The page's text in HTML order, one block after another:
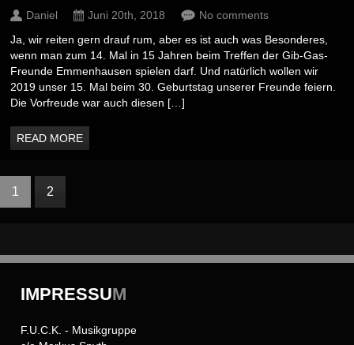
Daniel Juni 20th, 2018
No comments
Ja, wir reiten gern drauf rum, aber es ist auch was Besonderes,
wenn man zum 14. Mal in 15 Jahren beim Treffen der Gib-Gas-
Freunde Emmenhausen spielen darf. Und natürlich wollen wir
2019 unser 15. Mal beim 30. Geburtstag unserer Freunde feiern.
Die Vorfreude war auch diesen […]
READ MORE
1 2
IMPRESSUM
F.U.C.K. - Musikgruppe